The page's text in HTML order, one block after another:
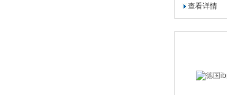
型，为您提
查看详情